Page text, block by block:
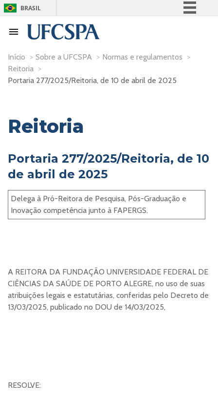
BRASIL
Participe
Início > Sobre a UFCSPA > Normas e regulamentos >
Reitoria >
Portaria 277/2025/Reitoria, de 10 de abril de 2025
Reitoria
Portaria 277/2025/Reitoria, de 10
de abril de 2025
Delega à Pró-Reitora de Pesquisa, Pós-Graduação e
Inovação competência junto à FAPERGS.
A REITORA DA FUNDAÇÃO UNIVERSIDADE FEDERAL DE
CIÊNCIAS DA SAÚDE DE PORTO ALEGRE, no uso de suas
atribuições legais e estatutárias, conferidas pelo Decreto de
13/03/2025, publicado no DOU de 14/03/2025,
RESOLVE: